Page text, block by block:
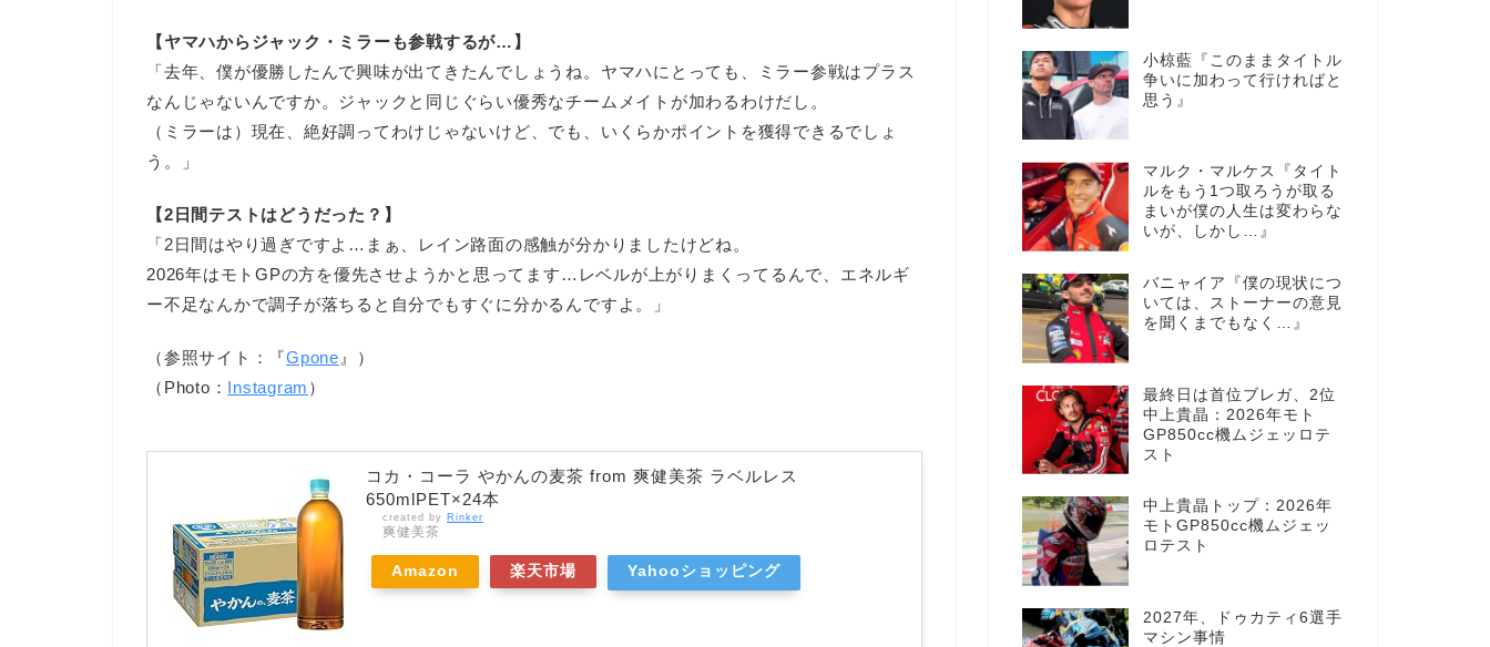
【ヤマハからジャック・ミラーも参戦するが…】
「去年、僕が優勝したんで興味が出てきたんでしょうね。ヤマハにとっても、ミラー参戦はプラス
なんじゃないんですか。ジャックと同じぐらい優秀なチームメイトが加わるわけだし。
（ミラーは）現在、絶好調ってわけじゃないけど、でも、いくらかポイントを獲得できるでしょ
う。」
【2日間テストはどうだった？】
「2日間はやり過ぎですよ…まぁ、レイン路面の感触が分かりましたけどね。
2026年はモトGPの方を優先させようかと思ってます…レベルが上がりまくってるんで、エネルギ
ー不足なんかで調子が落ちると自分でもすぐに分かるんですよ。」
（参照サイト：『Gpone 』）
（Photo： Instagram ）
コカ・コーラ やかんの麦茶 from 爽健美茶 ラベルレス
650mlPET×24本
created by Rinker
爽健美茶
Amazon 楽天市場 Yahooショッピング
小椋藍『このままタイトル
争いに加わって行ければと
思う』
マルク・マルケス『タイト
ルをもう1つ取ろうが取る
まいが僕の人生は変わらな
いが、しかし…』
バニャイア『僕の現状につ
いては、ストーナーの意見
を聞くまでもなく…』
最終日は首位ブレガ、2位
中上貴晶：2026年モト
GP850cc機ムジェッロテ
スト
中上貴晶トップ：2026年
モトGP850cc機ムジェッ
ロテスト
2027年、ドゥカティ6選手
マシン事情